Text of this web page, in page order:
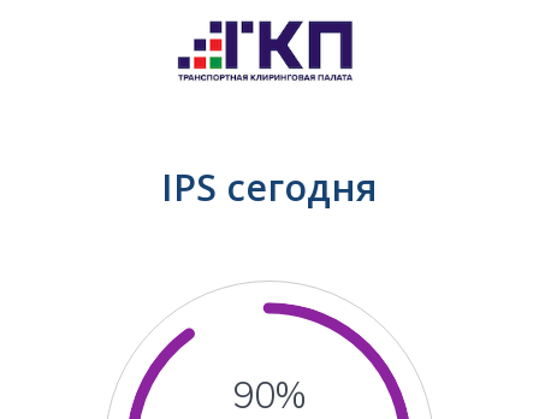
IPS сегодня
90%